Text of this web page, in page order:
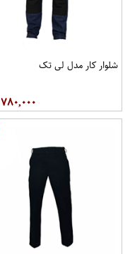
شلوار کار مدل لی تک
۷۸۰,۰۰۰